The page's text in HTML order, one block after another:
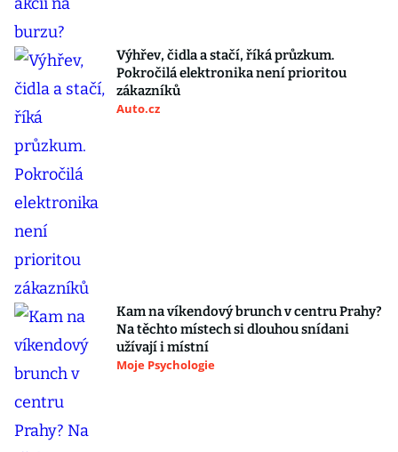
Výhřev, čidla a stačí, říká průzkum.
Pokročilá elektronika není prioritou
zákazníků
Auto.cz
Kam na víkendový brunch v centru Prahy?
Na těchto místech si dlouhou snídani
užívají i místní
Moje Psychologie